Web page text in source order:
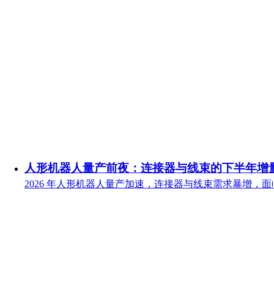
人形机器人量产前夜：连接器与线束的下半年增
2026 年人形机器人量产加速，连接器与线束需求暴增，